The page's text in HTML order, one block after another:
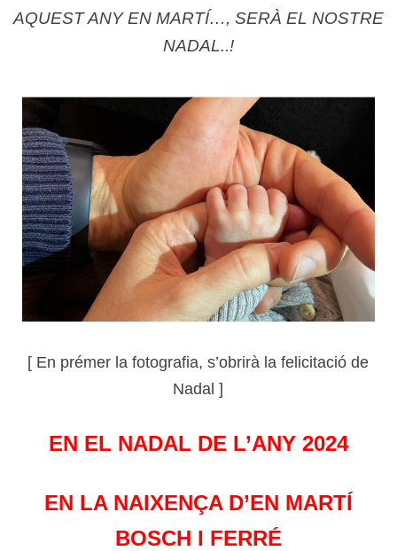
AQUEST ANY EN MARTÍ…, SERÀ EL NOSTRE
NADAL..!
[ En prémer la fotografia, s’obrirà la felicitació de
Nadal ]
EN EL NADAL DE L’ANY 2024
EN LA NAIXENÇA D’EN MARTÍ
BOSCH I FERRÉ